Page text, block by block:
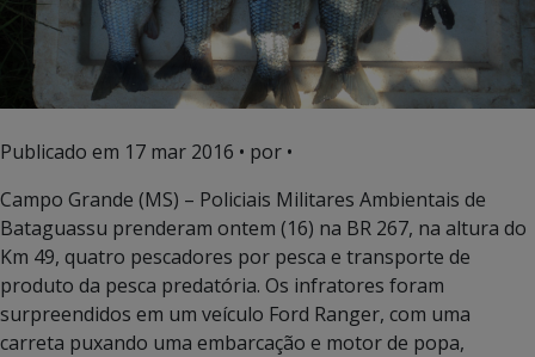
Publicado em 17 mar 2016 • por •
Campo Grande (MS) – Policiais Militares Ambientais de
Bataguassu prenderam ontem (16) na BR 267, na altura do
Km 49, quatro pescadores por pesca e transporte de
produto da pesca predatória. Os infratores foram
surpreendidos em um veículo Ford Ranger, com uma
carreta puxando uma embarcação e motor de popa,